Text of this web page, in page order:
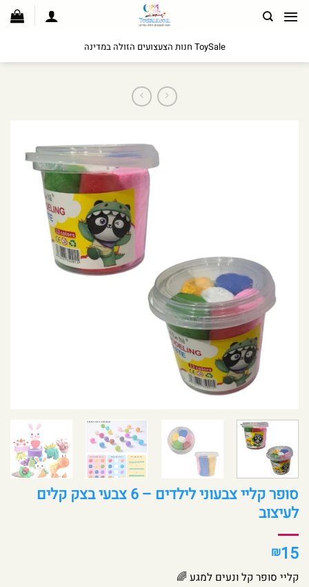
לתוכן
ToySale חנות הצעצועים הזולה במדינה
סופר קליי צבעוני לילדים – 6 צבעי בצק קלים
לעיצוב
₪15
קליי סופר קל ונעים למגע 🌈